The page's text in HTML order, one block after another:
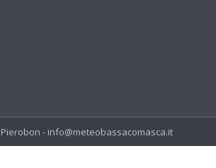
- info@meteobassacomasca.it